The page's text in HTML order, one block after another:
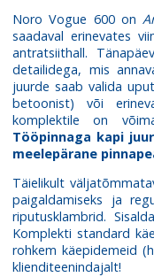
Noro Vogue 600 on
saadaval erinevates
antratsiithall.
detailidega, mis
juurde saab valida
betoonist) või
komplektile on
Tööpinnaga kapi
meelepärane
Täielikult
paigaldamiseks ja
riputusklambrid.
Komplekti standard
rohkem käepidemeid
klienditeenindajalt!